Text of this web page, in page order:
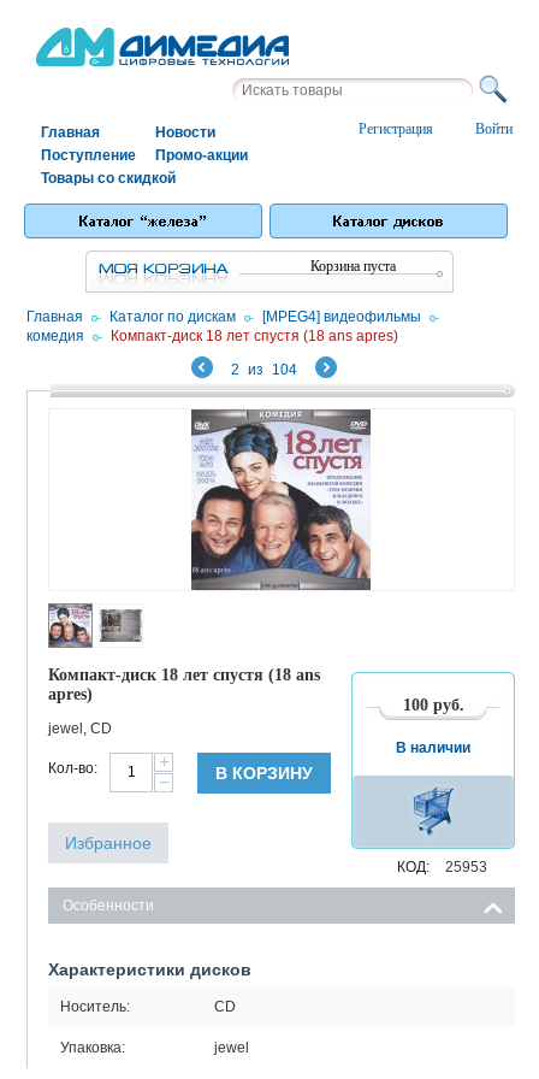
Войти
Регистрация
Главная
Новости
Поступление
Промо-акции
Товары со скидкой
Корзина пуста
Главная / Каталог по дискам / [MPEG4] видеофильмы /
комедия / Компакт-диск 18 лет спустя (18 ans apres)
2 из 104
Компакт-диск 18 лет спустя (18 ans
apres)
jewel, CD
100 руб.
КОД: 25953
В наличии
Кол-во:
+
−
В КОРЗИНУ
Избранное
Особенности
Характеристики дисков
Носитель: CD
Упаковка: jewel